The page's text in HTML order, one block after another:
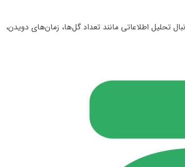
اطلاعاتی مانند تعداد گل‌ها، زمان‌های دویدن،